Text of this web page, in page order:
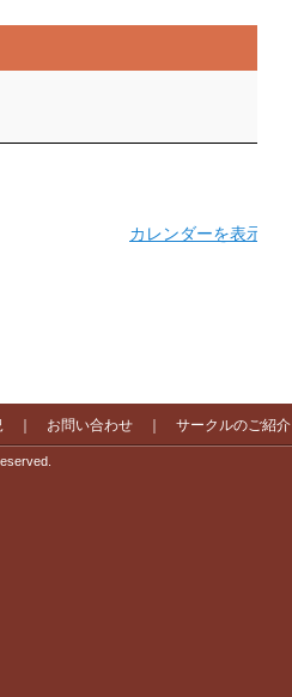
カレンダーを表示
お問い合わせ サークルのご紹介